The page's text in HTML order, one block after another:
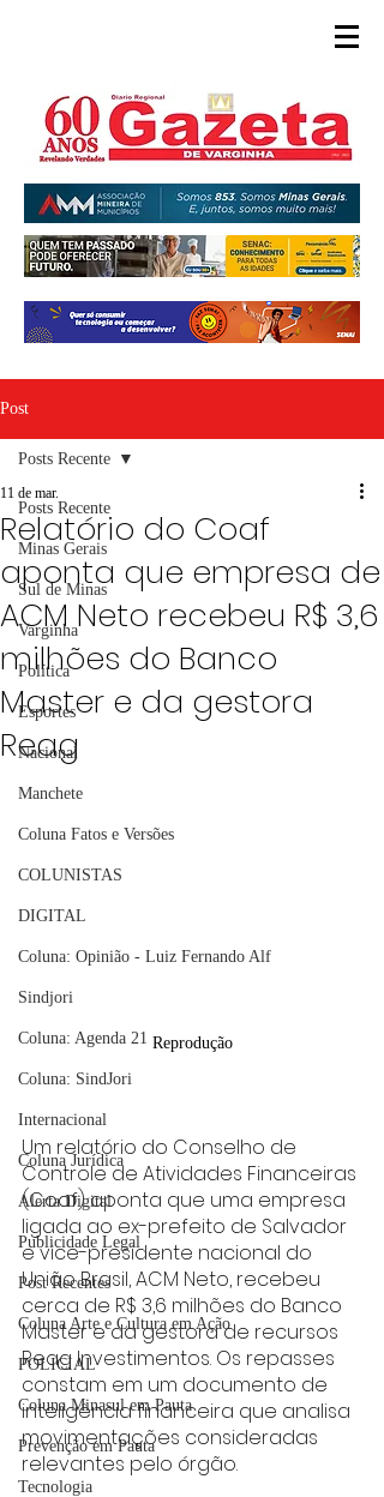
Post
Posts Recente
Minas Gerais
Sul de Minas
Varginha
Política
Esportes
Nacional
Manchete
Coluna Fatos e Versões
COLUNISTAS
DIGITAL
Coluna: Opinião - Luiz Fernando Alf
Sindjori
Coluna: Agenda 21
Coluna: SindJori
Internacional
Coluna Jurídica
Alerta Digital
Publicidade Legal
Post Recentes
Coluna Arte e Cultura em Ação
POLICIAL
Coluna Minasul em Pauta
Prevenção em Pauta
Tecnologia
Posts Recente
Relatório do Coaf
aponta que empresa de
ACM Neto recebeu R$ 3,6
milhões do Banco
Master e da gestora
Reag
11 de mar.
Reprodução
Um relatório do Conselho de
Controle de Atividades Financeiras
(Coaf) aponta que uma empresa
ligada ao ex-prefeito de Salvador
e vice-presidente nacional do
União Brasil, ACM Neto, recebeu
cerca de R$ 3,6 milhões do Banco
Master e da gestora de recursos
Reag Investimentos. Os repasses
constam em um documento de
inteligência financeira que analisa
movimentações consideradas
relevantes pelo órgão.